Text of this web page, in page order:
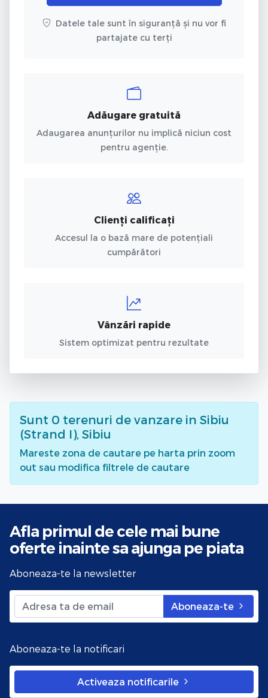
Datele tale sunt în siguranță și nu vor fi
partajate cu terți
Adăugare gratuită
Adaugarea anunțurilor nu implică niciun cost
pentru agenție.
Clienți calificați
Accesul la o bază mare de potențiali
cumpărători
Vânzări rapide
Sistem optimizat pentru rezultate
Sunt 0 terenuri de vanzare in Sibiu
(Strand I), Sibiu
Mareste zona de cautare pe harta prin zoom
out sau modifica filtrele de cautare
Afla primul de cele mai bune
oferte inainte sa ajunga pe piata
Aboneaza-te la newsletter
Aboneaza-te
Aboneaza-te la notificari
Activeaza notificarile